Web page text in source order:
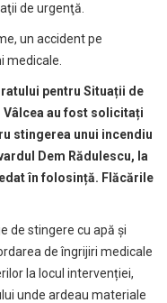
de urgenţă.
un accident pe
medicale.
pentru Situații de
Vâlcea au fost solicitați
stingerea unui incendiu
Dem Rădulescu, la
în folosință. Flăcările
de stingere cu apă și
de îngrijiri medicale
la locul intervenției,
unde ardeau materiale